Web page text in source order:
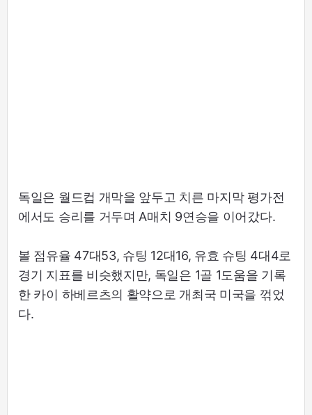
독일은 월드컵 개막을 앞두고 치른 마지막 평가전
에서도 승리를 거두며 A매치 9연승을 이어갔다.
볼 점유율 47대53, 슈팅 12대16, 유효 슈팅 4대4로
경기 지표를 비슷했지만, 독일은 1골 1도움을 기록
한 카이 하베르츠의 활약으로 개최국 미국을 꺾었
다.